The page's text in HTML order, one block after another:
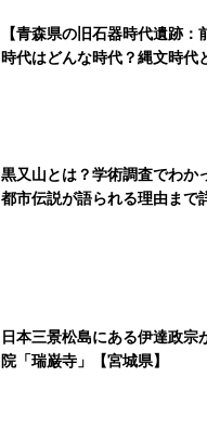
【青森県の旧石器時代遺跡：
時代はどんな時代？縄文時代
黒又山とは？学術調査でわか
都市伝説が語られる理由まで
日本三景松島にある伊達政宗
院「瑞巌寺」【宮城県】